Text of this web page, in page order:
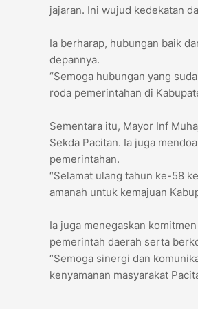
jajaran. Ini wujud kedekatan
Ia berharap, hubungan baik
depannya.
“Semoga hubungan yang
roda pemerintahan di
Sementara itu, Mayor Inf
Sekda Pacitan. Ia juga
pemerintahan.
“Selamat ulang tahun ke-58
amanah untuk kemajuan
Ia juga menegaskan
pemerintah daerah serta
“Semoga sinergi dan
kenyamanan masyarakat